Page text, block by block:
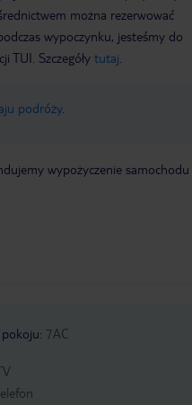
można rezerwować
wypoczynku, jesteśmy do
TUI. Szczegóły tutaj
podróży.
wypożyczenie samochodu
: 7AC